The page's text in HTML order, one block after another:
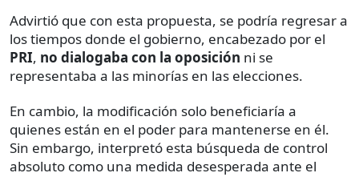
Advirtió que con esta propuesta, se podría regresar a
los tiempos donde el gobierno, encabezado por el
PRI, no dialogaba con la oposición ni se
representaba a las minorías en las elecciones.
En cambio, la modificación solo beneficiaría a
quienes están en el poder para mantenerse en él.
Sin embargo, interpretó esta búsqueda de control
absoluto como una medida desesperada ante el